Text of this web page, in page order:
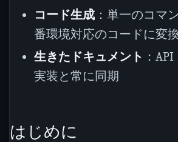
コード生成 ：単一のコマ
番環境対応のコードに変
生きたドキュメント ：
実装と常に同期
はじめに